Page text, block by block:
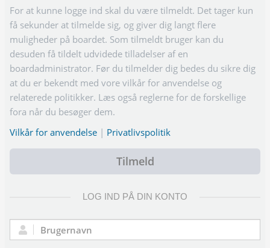
For at kunne logge ind skal du være tilmeldt. Det tager kun
få sekunder at tilmelde sig, og giver dig langt flere
muligheder på boardet. Som tilmeldt bruger kan du
desuden få tildelt udvidede tilladelser af en
boardadministrator. Før du tilmelder dig bedes du sikre dig
at du er bekendt med vore vilkår for anvendelse og
relaterede politikker. Læs også reglerne for de forskellige
fora når du besøger dem.
Vilkår for anvendelse | Privatlivspolitik
Tilmeld
LOG IND PÅ DIN KONTO
Brugernavn: